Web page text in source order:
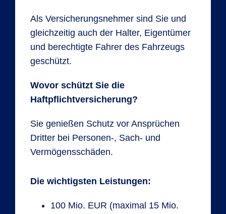
Als Versicherungsnehmer sind Sie und
gleichzeitig auch der Halter, Eigentümer
und berechtigte Fahrer des Fahrzeugs
geschützt.
Wovor schützt Sie die
Haftpflichtversicherung?
Sie genießen Schutz vor Ansprüchen
Dritter bei Personen-, Sach- und
Vermögensschäden.
Die wichtigsten Leistungen:
100 Mio. EUR (maximal 15 Mio.